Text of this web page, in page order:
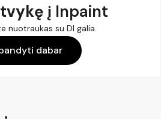
į Inpaint
nuotraukas su DI galia.
dabar